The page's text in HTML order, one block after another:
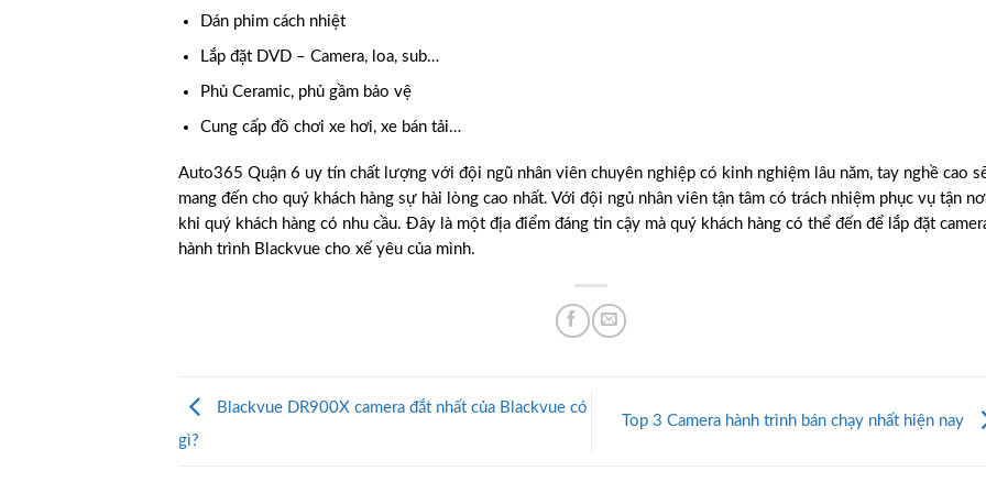
Dán phim cách nhiệt
Lắp đặt DVD – Camera, loa, sub…
Phủ Ceramic, phủ gầm bảo vệ
Cung cấp đồ chơi xe hơi, xe bán tải…
Auto365 Quận 6 uy tín chất lượng với đội ngũ nhân viên chuyên nghiệp có kinh nghiệm lâu năm, tay nghề cao
mang đến cho quý khách hàng sự hài lòng cao nhất. Với đội ngủ nhân viên tận tâm có trách nhiệm phục vụ tận
khi quý khách hàng có nhu cầu. Đây là một địa điểm đáng tin cậy mà quý khách hàng có thể đến để lắp đặt
hành trình Blackvue cho xế yêu của mình.
Blackvue DR900X camera đắt nhất của Blackvue có
gì?
Top 3 Camera hành trình bán chạy nhất hiện nay